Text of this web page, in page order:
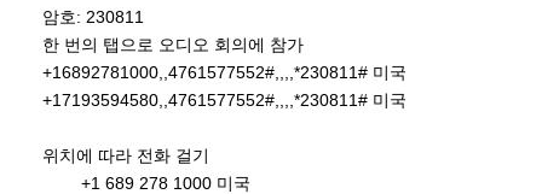
암호: 230811
한 번의 탭으로 오디오 회의에 참가
+16892781000,,4761577552#,,,,*230811# 미국
+17193594580,,4761577552#,,,,*230811# 미국
위치에 따라 전화 걸기
+1 689 278 1000 미국